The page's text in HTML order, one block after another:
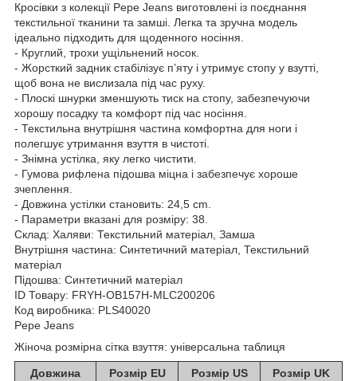
Кросівки з колекції Pepe Jeans виготовлені із поєднання
текстильної тканини та замші. Легка та зручна модель
ідеально підходить для щоденного носіння.
- Круглий, трохи ущільнений носок.
- Жорсткий задник стабілізує п’яту і утримує стопу у взутті,
щоб вона не вислизала під час руху.
- Плоскі шнурки зменшують тиск на стопу, забезпечуючи
хорошу посадку та комфорт під час носіння.
- Текстильна внутрішня частина комфортна для ноги і
полегшує утримання взуття в чистоті.
- Знімна устілка, яку легко чистити.
- Гумова рифлена підошва міцна і забезпечує хороше
зчеплення.
- Довжина устілки становить: 24,5 cm.
- Параметри вказані для розміру: 38.
Склад: Халяви: Текстильний матеріал, Замша
Внутрішня частина: Синтетичний матеріал, Текстильний
матеріал
Підошва: Синтетичний матеріал
ID Товару: FRYH-OB157H-MLC200206
Код виробника: PLS40020
Pepe Jeans
Жіноча розмірна сітка взуття: універсальна таблиця
Довжина
Розмір EU Розмір US Розмір UK